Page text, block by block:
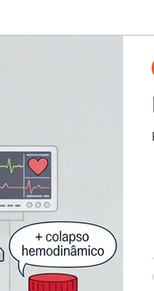
Dezembro 2025
Agosto 2025